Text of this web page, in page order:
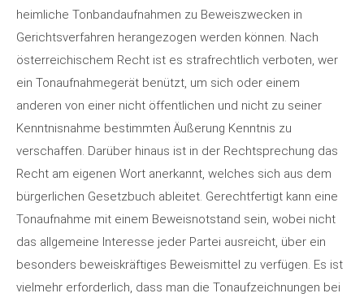
heimliche Tonbandaufnahmen zu Beweiszwecken in
Gerichtsverfahren herangezogen werden können. Nach
österreichischem Recht ist es strafrechtlich verboten, wer
ein Tonaufnahmegerät benützt, um sich oder einem
anderen von einer nicht öffentlichen und nicht zu seiner
Kenntnisnahme bestimmten Äußerung Kenntnis zu
verschaffen. Darüber hinaus ist in der Rechtsprechung das
Recht am eigenen Wort anerkannt, welches sich aus dem
bürgerlichen Gesetzbuch ableitet. Gerechtfertigt kann eine
Tonaufnahme mit einem Beweisnotstand sein, wobei nicht
das allgemeine Interesse jeder Partei ausreicht, über ein
besonders beweiskräftiges Beweismittel zu verfügen. Es ist
vielmehr erforderlich, dass man die Tonaufzeichnungen bei